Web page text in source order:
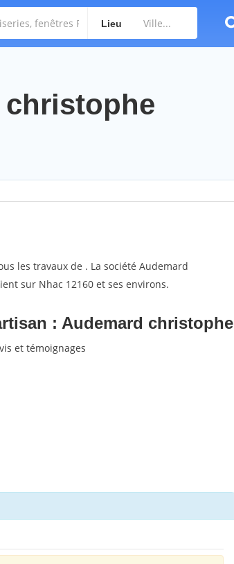
Lieu
les travaux de . La société Audemard
sur Nhac 12160 et ses environs.
: Audemard christophe
et témoignages